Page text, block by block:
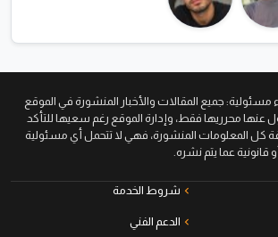
مسئولية: جميع المقالات والأخبار المنشورة في الموقع
عنها محرريها فقط، وإدارة الموقع رغم سعيها للتأكد
كل المعلومات المنشورة، فهي لا تتحمل أي مسئولية
قانونية عما يتم نشره.
شروط الخدمة
الدعم الفني